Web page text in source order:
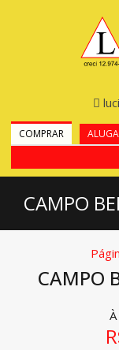
COMPRAR
CAMPO
CAMPO